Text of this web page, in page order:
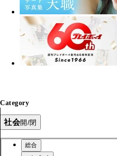
Category
社会開/閉
総合